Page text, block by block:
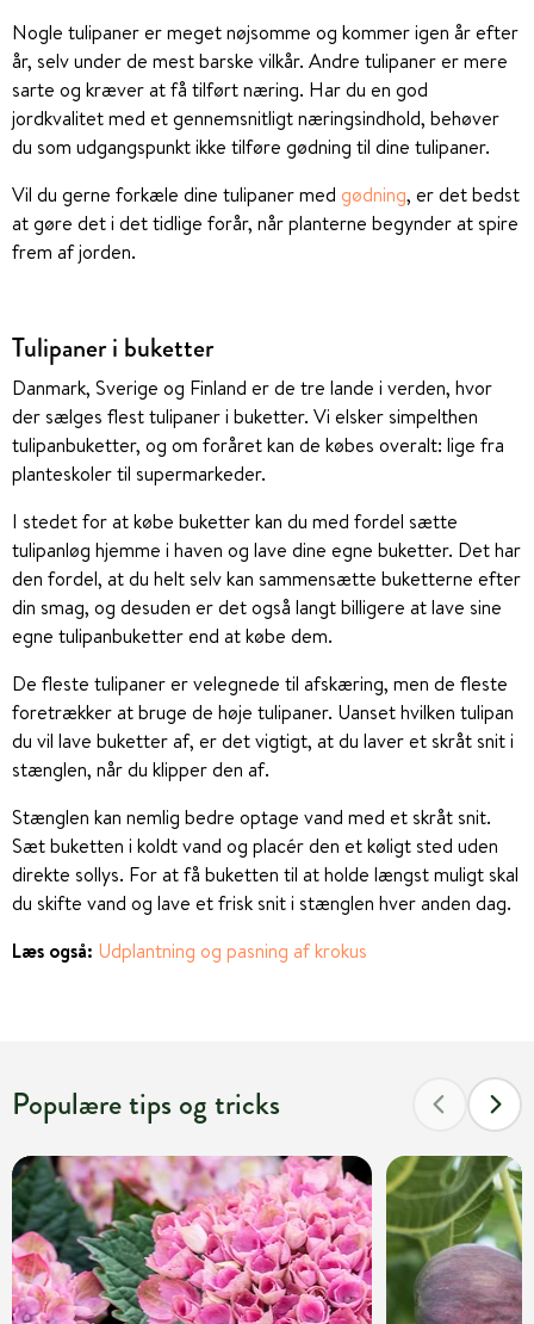
Nogle tulipaner er meget nøjsomme og kommer igen år efter
år, selv under de mest barske vilkår. Andre tulipaner er mere
sarte og kræver at få tilført næring. Har du en god
jordkvalitet med et gennemsnitligt næringsindhold, behøver
du som udgangspunkt ikke tilføre gødning til dine tulipaner.
Vil du gerne forkæle dine tulipaner med gødning, er det bedst
at gøre det i det tidlige forår, når planterne begynder at spire
frem af jorden.
Tulipaner i buketter
Danmark, Sverige og Finland er de tre lande i verden, hvor
der sælges flest tulipaner i buketter. Vi elsker simpelthen
tulipanbuketter, og om foråret kan de købes overalt: lige fra
planteskoler til supermarkeder.
I stedet for at købe buketter kan du med fordel sætte
tulipanløg hjemme i haven og lave dine egne buketter. Det har
den fordel, at du helt selv kan sammensætte buketterne efter
din smag, og desuden er det også langt billigere at lave sine
egne tulipanbuketter end at købe dem.
De fleste tulipaner er velegnede til afskæring, men de fleste
foretrækker at bruge de høje tulipaner. Uanset hvilken tulipan
du vil lave buketter af, er det vigtigt, at du laver et skråt snit i
stænglen, når du klipper den af.
Stænglen kan nemlig bedre optage vand med et skråt snit.
Sæt buketten i koldt vand og placér den et køligt sted uden
direkte sollys. For at få buketten til at holde længst muligt skal
du skifte vand og lave et frisk snit i stænglen hver anden dag.
Læs også: Udplantning og pasning af krokus
Populære tips og tricks